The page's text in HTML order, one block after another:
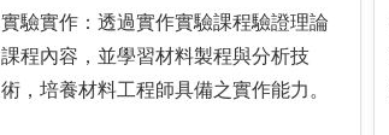
實驗實作：透過實作實驗課程驗證理論
課程內容，並學習材料製程與分析技
術，培養材料工程師具備之實作能力。